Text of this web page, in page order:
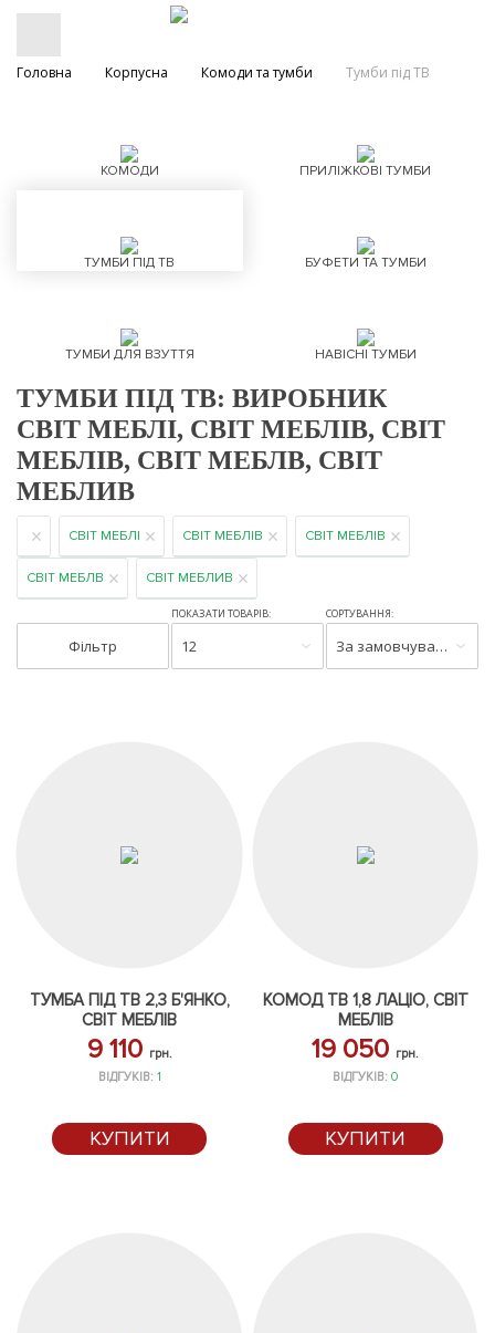
Головна Корпусна Комоди та тумби Тумби під ТВ
КОМОДИ ПРИЛІЖКОВІ ТУМБИ
ТУМБИ ПІД ТВ БУФЕТИ ТА ТУМБИ
ТУМБИ ДЛЯ ВЗУТТЯ НАВІСНІ ТУМБИ
ТУМБИ ПІД ТВ: ВИРОБНИК
СВІТ МЕБЛІ, СВІТ МЕБЛІВ, СВІТ
МЕБЛІВ, СВІТ МЕБЛВ, СВІТ
МЕБЛИВ
СВІТ МЕБЛІ СВІТ МЕБЛІВ СВІТ МЕБЛІВ
СВІТ МЕБЛВ СВІТ МЕБЛИВ
Фільтр
ПОКАЗАТИ ТОВАРІВ:
12
СОРТУВАННЯ:
За замовчуванням
ТУМБА ПІД ТВ 2,3 Б'ЯНКО,
СВІТ МЕБЛІВ
9 110 грн.
ВІДГУКІВ: 1
КУПИТИ
КОМОД ТВ 1,8 ЛАЦІО, СВІТ
МЕБЛІВ
19 050 грн.
ВІДГУКІВ:0
КУПИТИ